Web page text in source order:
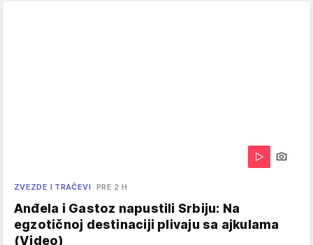
ZVEZDE I TRAČEVI PRE 2 H
Anđela i Gastoz napustili Srbiju: Na
egzotičnoj destinaciji plivaju sa ajkulama
(Video)